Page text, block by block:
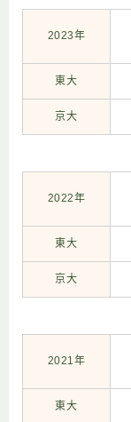
2023年
東大
京大
2022年
東大
京大
2021年
東大